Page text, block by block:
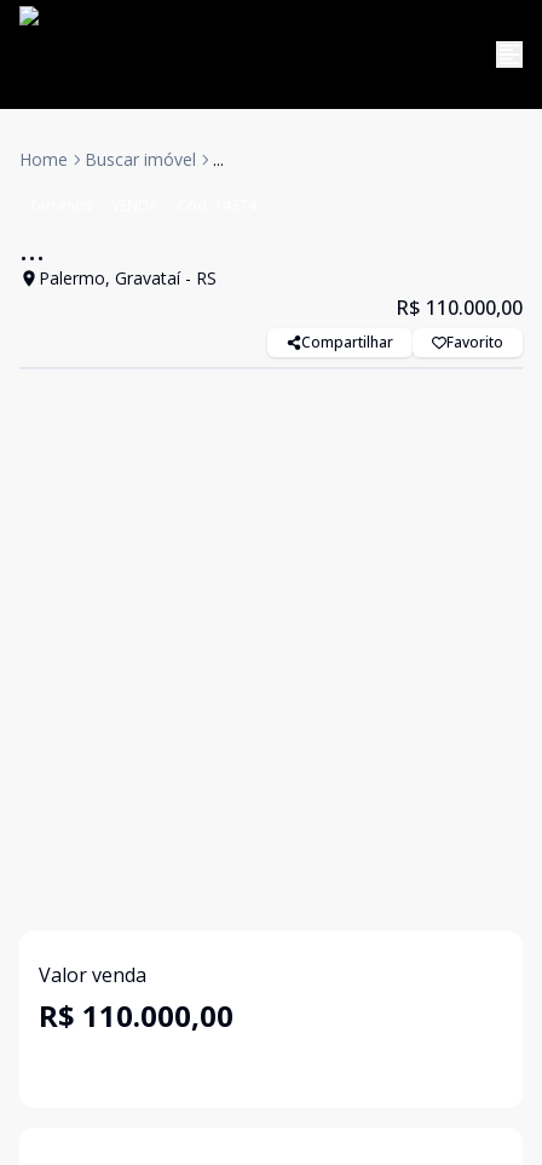
Home Buscar imóvel ...
...
Palermo, Gravataí - RS
R$ 110.000,00
Compartilhar Favorito
Valor venda
R$ 110.000,00